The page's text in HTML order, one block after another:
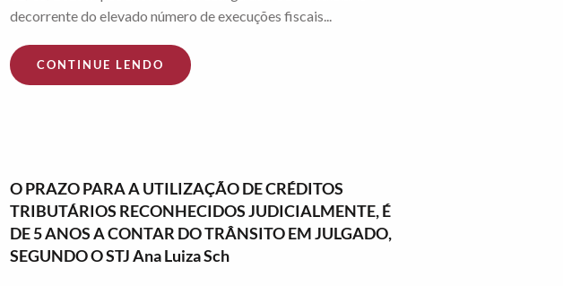
decorrente do elevado número de execuções fiscais...
CONTINUE LENDO
O PRAZO PARA A UTILIZAÇÃO DE CRÉDITOS
TRIBUTÁRIOS RECONHECIDOS JUDICIALMENTE, É
DE 5 ANOS A CONTAR DO TRÂNSITO EM JULGADO,
SEGUNDO O STJ Ana Luiza Sch